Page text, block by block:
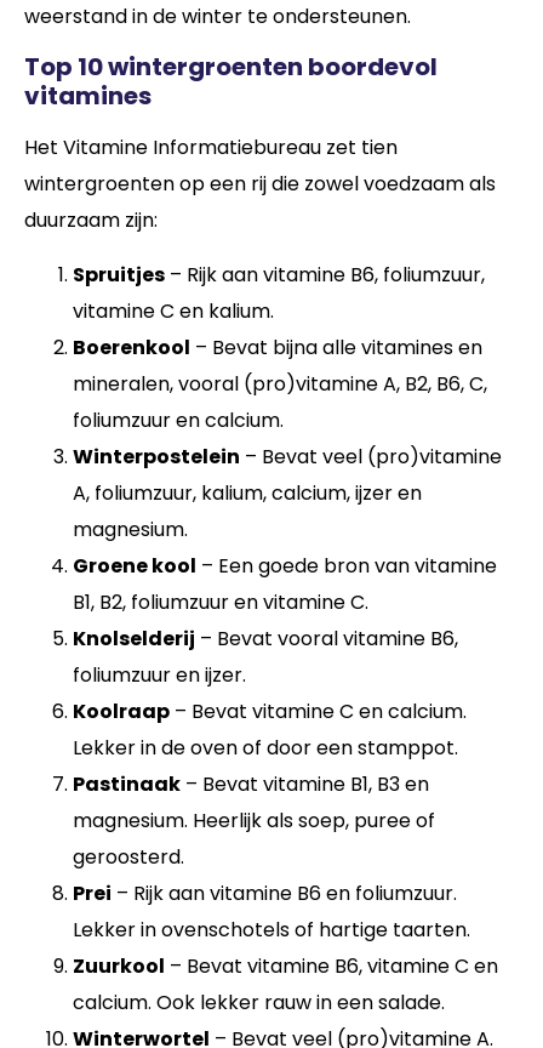
weerstand in de winter te ondersteunen.
Top 10 wintergroenten boordevol
vitamines
Het Vitamine Informatiebureau zet tien
wintergroenten op een rij die zowel voedzaam als
duurzaam zijn:
Spruitjes – Rijk aan vitamine B6, foliumzuur,
vitamine C en kalium.
Boerenkool – Bevat bijna alle vitamines en
mineralen, vooral (pro)vitamine A, B2, B6, C,
foliumzuur en calcium.
Winterpostelein – Bevat veel (pro)vitamine
A, foliumzuur, kalium, calcium, ijzer en
magnesium.
Groene kool – Een goede bron van vitamine
B1, B2, foliumzuur en vitamine C.
Knolselderij – Bevat vooral vitamine B6,
foliumzuur en ijzer.
Koolraap – Bevat vitamine C en calcium.
Lekker in de oven of door een stamppot.
Pastinaak – Bevat vitamine B1, B3 en
magnesium. Heerlijk als soep, puree of
geroosterd.
Prei – Rijk aan vitamine B6 en foliumzuur.
Lekker in ovenschotels of hartige taarten.
Zuurkool – Bevat vitamine B6, vitamine C en
calcium. Ook lekker rauw in een salade.
Winterwortel – Bevat veel (pro)vitamine A.